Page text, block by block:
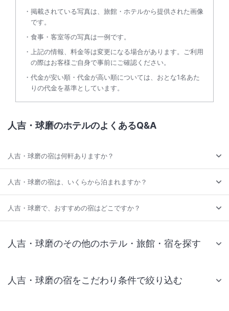
掲載されている写真は、旅館・ホテルから提供された画像
です。
食事・客室等の写真は一例です。
上記の情報、料金等は変更になる場合があります。ご利用
の際はお客様ご自身で事前にご確認ください。
代金が安い順・代金が高い順については、おとな1名あた
りの代金を基準としています。
人吉・球磨のホテルのよくあるQ&A
人吉・球磨の宿は何軒ありますか？
人吉・球磨の宿は、いくらから泊まれますか？
人吉・球磨で、おすすめの宿はどこですか？
人吉・球磨のその他のホテル・旅館・宿を探す
人吉・球磨の宿をこだわり条件で絞り込む